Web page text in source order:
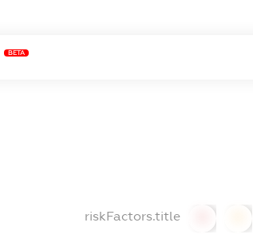
BETA
riskFactors.title